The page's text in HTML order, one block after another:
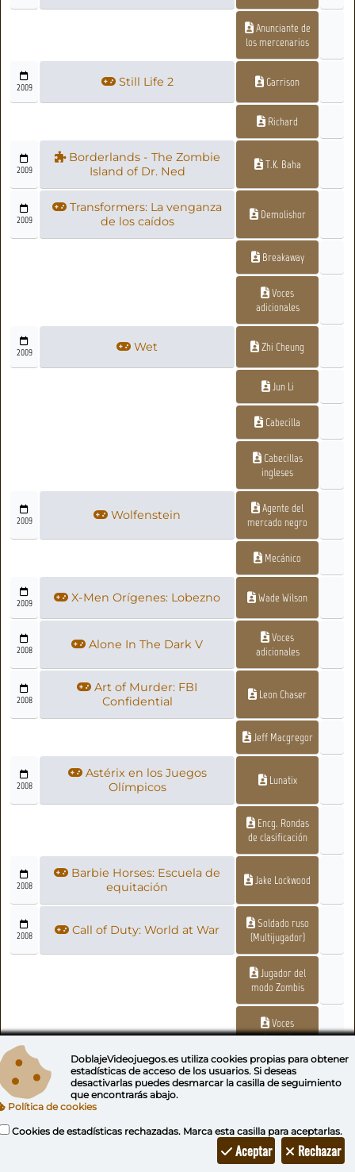
Anunciante de
los mercenarios
2009 Still Life 2 Garrison
Richard
2009
Borderlands - The Zombie
Island of Dr. Ned
T.K. Baha
2009
Transformers: La venganza
de los caídos
Demolishor
Breakaway
Voces
adicionales
2009 Wet Zhi Cheung
Jun Li
Cabecilla
Cabecillas
ingleses
2009 Wolfenstein
Agente del
mercado negro
Mecánico
2009 X-Men Orígenes: Lobezno Wade Wilson
2008 Alone In The Dark V
Voces
adicionales
2008
Art of Murder: FBI
Confidential
Leon Chaser
Jeff Macgregor
2008
Astérix en los Juegos
Olímpicos
Lunatix
Encg. Rondas
de clasificación
2008
Barbie Horses: Escuela de
equitación
Jake Lockwood
2008 Call of Duty: World at War
Soldado ruso
(Multijugador)
Jugador del
modo Zombis
Voces
adicionales
2008 Clank: Agente secreto Fontanero
Científico
Venantonio
DoblajeVideojuegos.es utiliza cookies propiaspara obtener
estadísticas de acceso de los usuarios. Si deseas
desactivarlas puedes desmarcar la casilla de seguimiento
que encontrarás abajo.
Política de cookies
Cookies de estadísticas rechazadas. Marca esta casilla para aceptarlas.
Rechazar
Aceptar